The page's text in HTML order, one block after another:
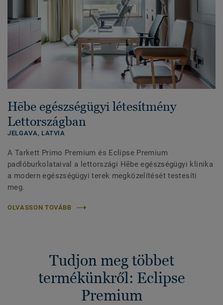
Hēbe egészségügyi létesítmény
Lettországban
JELGAVA, LATVIA
A Tarkett Primo Premium és Eclipse Premium
padlóburkolataival a lettországi Hēbe egészségügyi klinika
a modern egészségügyi terek megközelítését testesíti
meg.
OLVASSON TOVÁBB
Tudjon meg többet
termékünkről: Eclipse
Premium